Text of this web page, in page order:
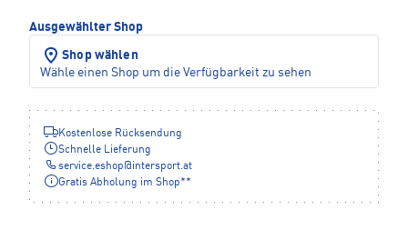
Ausgewählter Shop
Shop wählen
Wähle einen Shop um die Verfügbarkeit zu sehen
Kostenlose Rücksendung
Schnelle Lieferung
service.eshop@intersport.at
Gratis Abholung im Shop**